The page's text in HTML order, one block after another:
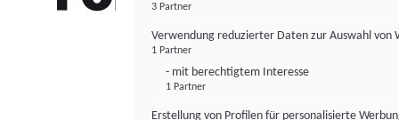
3 Partner
Verwendung reduzierter Daten zur Auswahl von
1 Partner
- mit berechtigtem Interesse
1 Partner
Erstellung von Profilen für personalisierte
FONDS professionell